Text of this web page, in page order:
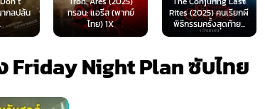
(พากย์
Rites (2025) คนเรียกผี
พิธีกรรมครั้งสุดท้าย...
Elio (2025) เอลิโอ
(พากย์ไทย)
Friday Night Plan ซับไทย